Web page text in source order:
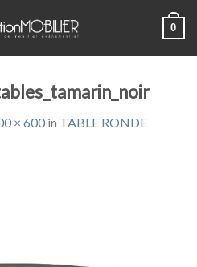
0
× 600 in TABLE RONDE